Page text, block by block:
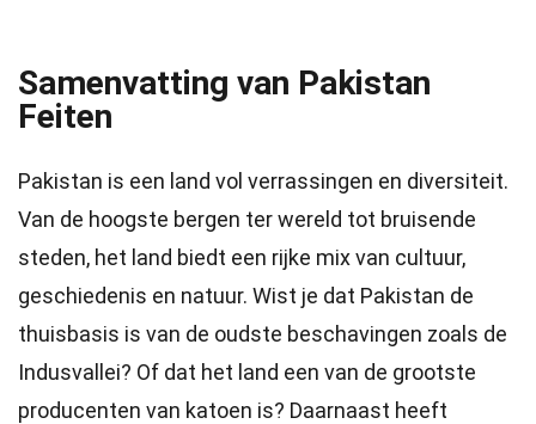
Samenvatting van Pakistan
Feiten
Pakistan is een land vol verrassingen en diversiteit.
Van de hoogste bergen ter wereld tot bruisende
steden, het land biedt een rijke mix van cultuur,
geschiedenis en natuur. Wist je dat Pakistan de
thuisbasis is van de oudste beschavingen zoals de
Indusvallei? Of dat het land een van de grootste
producenten van katoen is? Daarnaast heeft